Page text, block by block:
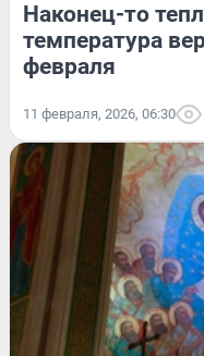
Наконец-то
температура
февраля
11 февраля, 2026, 06:30